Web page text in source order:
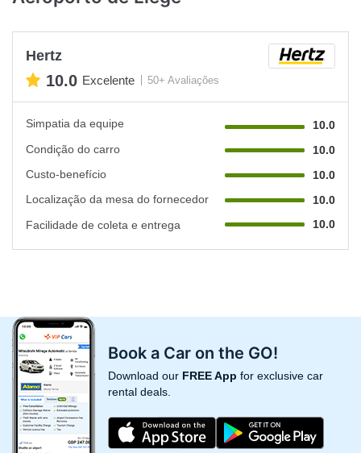
Hertz
10.0 Excelente 50+ Avaliações
Simpatia da equipe
10.0
Condição do carro
10.0
Custo-benefício
10.0
Localização da mesa do fornecedor
10.0
Facilidade de coleta e entrega
10.0
Book a Car on the GO!
Download our FREE App for exclusive car
rental deals.